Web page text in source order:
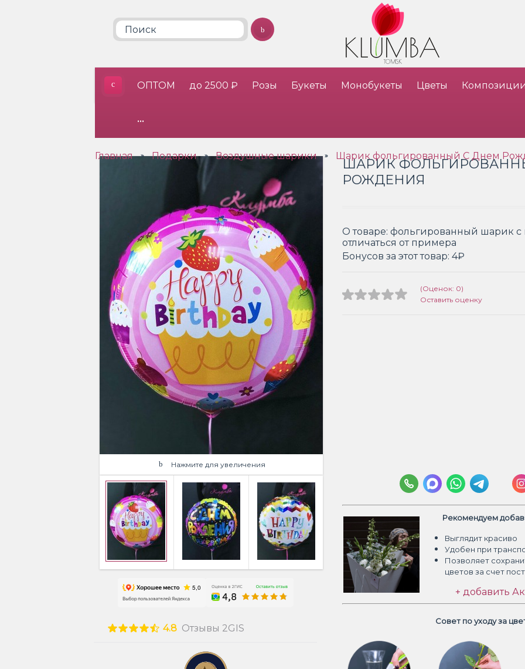
ОПТОМ до 2500 ₽ Розы Букеты Монобукеты Цветы
•••
Главная » Подарки » Воздушные шарики » Шарик фольгированный С Днем
Нажмите для увеличения
4.8 Отзывы 2GIS
ШАРИК
РОЖДЕНИЯ
О товаре: фольгированный шарик с
отличаться от примера
Бонусов за этот товар: 4₽
(Оценок: 0)
Оставить оценку
Рекомендуем
Выглядит красиво
Удобен при
Позволяет
цветов за счет
+ добавить
Совет по уходу за